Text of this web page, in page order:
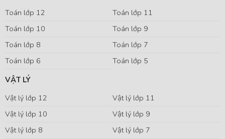
Toán lớp 12
Toán lớp 11
Toán lớp 10
Toán lớp 9
Toán lớp 8
Toán lớp 7
Toán lớp 6
Toán lớp 5
VẬT LÝ
Vật lý lớp 12
Vật lý lớp 11
Vật lý lớp 10
Vật lý lớp 9
Vật lý lớp 8
Vật lý lớp 7